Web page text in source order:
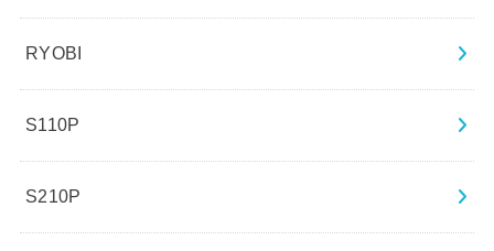
RYOBI
S110P
S210P